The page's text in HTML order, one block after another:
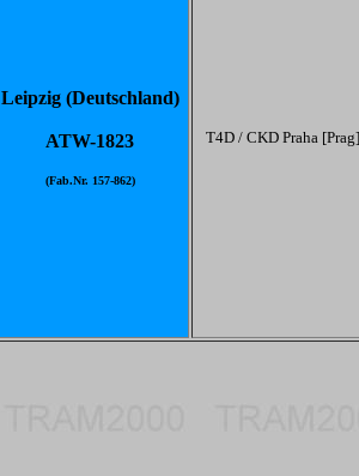
Leipzig (Deutschland)
ATW-1823
(Fab.Nr. 157-862)
T4D / CKD Praha [Prag]